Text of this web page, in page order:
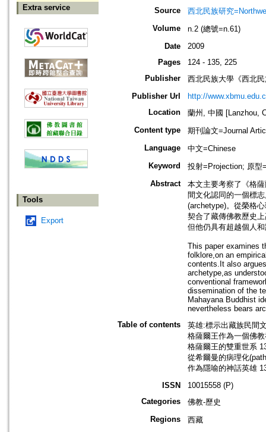
Extra service
Tools
Export
Source
西北民族研究
Volume
n.2 (總號=n.61)
Date
2009
Pages
124 - 135, 225
Publisher
西北民族大學《西北
Publisher Url
http://
Location
蘭州, 中國 [Lanzhou,
Content type
期刊論文=Journal
Language
中文=Chinese
Keyword
投射=Projection; 原型
Abstract
本文主要考察了《格
間文化認同的一個標
(archetype)。從榮格
契合了藏傳佛教歷史
但他仍具有超越個人
This paper examines
folklore,on an
contents.It also
archetype,as
conventional
dissemination of the
Mahayana Buddhist
nevertheless bears
Table of contents
英雄:標示出藏族民間
格薩爾王作為一個佛
格薩爾王的雙重世系
從希爾曼的病理化
作為隱喻的神話英雄
ISSN
10015558 (P)
Categories
佛教-歷史
Regions
西藏